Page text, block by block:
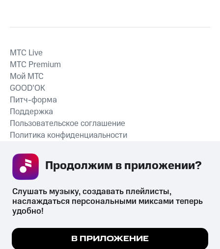
СКАЧАТЬ ПРИЛОЖЕНИЕ
MTС Live
MTС Premium
Мой МТС
GOOD’OK
Питч-форма
Поддержка
Пользовательское соглашение
Политика конфиденциальности
психотропных веществ, их аналогов причиняет вред здоровью,
их незаконный оборот запрещён и влечёт установленную
Мы используем куки, чтобы на сайте все
Подробнее
Слушать музыку, создавать плейлисты,
наслаждаться персональными миксами теперь
удобно!
В ПРИЛОЖЕНИЕ